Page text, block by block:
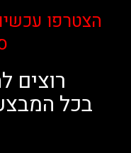
הצטרפו
רוצים
בכל